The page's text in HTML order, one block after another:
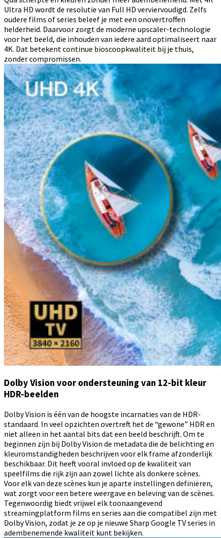
Ultra HD wordt de resolutie van Full HD verviervoudigd. Zelfs
oudere films of series beleef je met een onovertroffen
helderheid. Daarvoor zorgt de moderne upscaler-technologie
voor het beeld, die inhouden van iedere aard optimaliseert naar
4K. Dat betekent continue bioscoopkwaliteit bij je thuis,
zonder compromissen.
Dolby Vision voor ondersteuning van 12-bit kleur
HDR-beelden
Dolby Vision is één van de hoogste incarnaties van de HDR-
standaard. In veel opzichten overtreft het de “gewone” HDR en
niet alleen in het aantal bits dat een beeld beschrijft. Om te
beginnen zijn bij Dolby Vision de metadata die de belichting en
kleuromstandigheden beschrijven voor elk frame afzonderlijk
beschikbaar. Dit heeft vooral invloed op de kwaliteit van
speelfilms die rijk zijn aan zowel lichte als donkere scènes.
Voor elk van deze scènes kun je aparte instellingen definiëren,
wat zorgt voor een betere weergave en beleving van de scènes.
Tegenwoordig biedt vrijwel elk toonaangevend
streamingplatform films en series aan die compatibel zijn met
Dolby Vision, zodat je ze op je nieuwe Sharp Google TV series in
adembenemende kwaliteit kunt bekijken.